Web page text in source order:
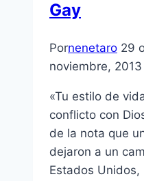
Gay
Pornenetaro 29
noviembre, 2013
«Tu estilo de
conflicto con
de la nota que
dejaron a un
Estados